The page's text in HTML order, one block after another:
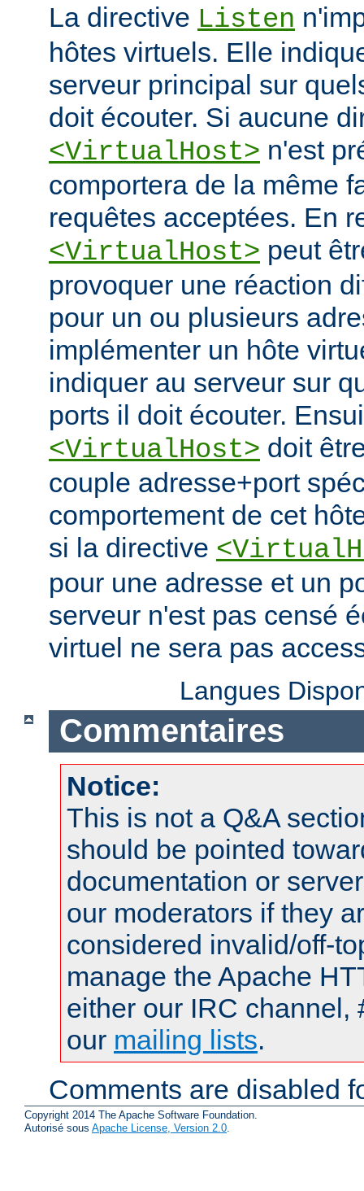
La directive Listen
hôtes virtuels. Elle
serveur principal sur
doit écouter. Si aucune
<VirtualHost> n'est
comportera de la même
requêtes acceptées. En
<VirtualHost> peut
provoquer une réaction
pour un ou plusieurs
implémenter un hôte
indiquer au serveur sur
ports il doit écouter.
<VirtualHost> doit
couple adresse+port
comportement de cet
si la directive
pour une adresse et un
serveur n'est pas censé
virtuel ne sera pas
Langues
Commentaires
Notice:
This is not a Q&A
should be pointed
documentation or
our moderators if they
considered invalid/off-
manage the Apache
either our IRC channel,
our mailing lists.
Comments are disabled
Copyright 2014 The Apache Software Foundation.
Autorisé sous Apache License, Version 2.0